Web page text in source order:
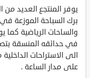
يوفر المنتجع العديد
برك السباحة الموزعة
والساحات الرياضية كما
في حدائقه المنسقة
الى الاستراحات
على مدار الساعة .